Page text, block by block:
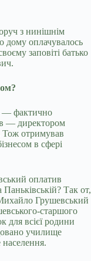
з нинішнім
дому оплачувалось
заповіті батько
— фактично
— директором
Тож отримував
в сфері
оплатив
Так от,
Грушевський
старшого
для всієї родини
училище
населення.